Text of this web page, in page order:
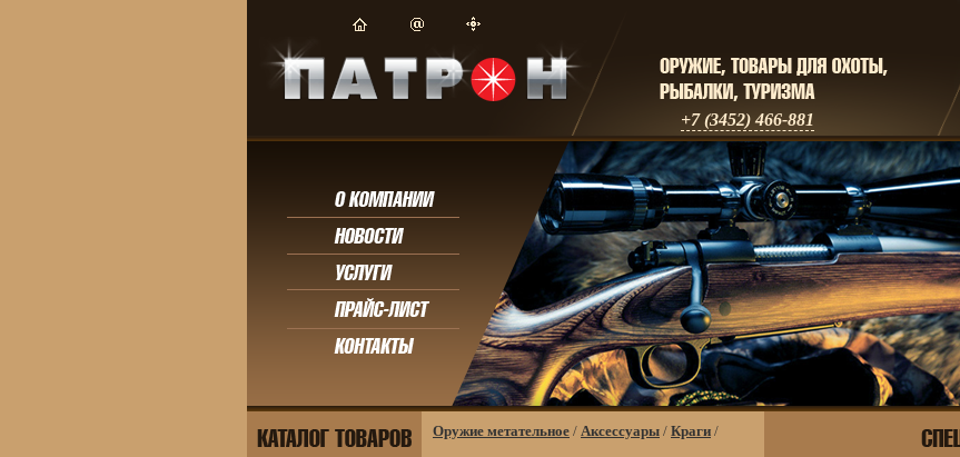
+7 (3452) 466-881
Оружие метательное / Аксессуары / Краги /